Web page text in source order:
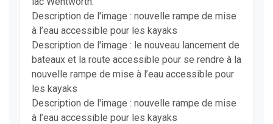
Description de l'image : nouvelle rampe de mise
à l’eau accessible pour les kayaks
Description de l'image : le nouveau lancement de
bateaux et la route accessible pour se rendre à la
nouvelle rampe de mise à l’eau accessible pour
les kayaks
Description de l'image : nouvelle rampe de mise
à l’eau accessible pour les kayaks